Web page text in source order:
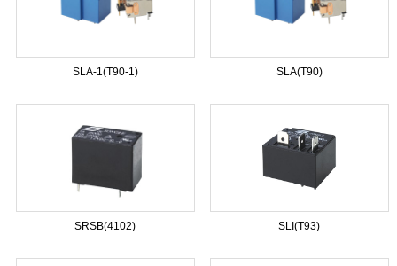
SLA-1(T90-1) SLA(T90)
SRSB(4102) SLI(T93)